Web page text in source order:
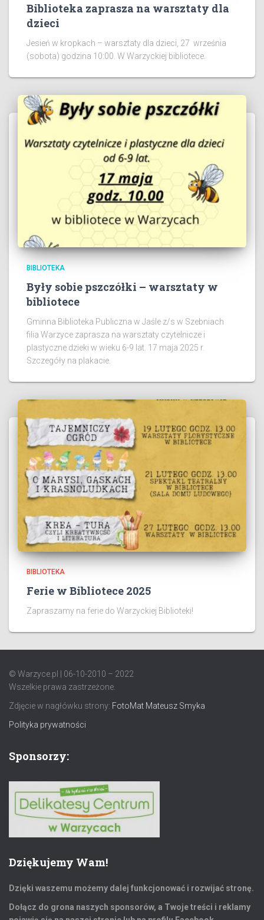
Biblioteka zaprasza na warsztaty dla
dzieci
Jesień w kropkach – warsztaty dla dzieci, 27 września
(sobota) godzina 10:00. W Warzyckiej bibliotece.
BIBLIOTEKA
Były sobie pszczółki – warsztaty w
bibliotece
Gminna Biblioteka Publiczna w Jaśle z/s w Szebniach
filia Warzyce zaprasza na warsztaty czytelnicze i
plastyczne dzieki w wieku 6-9 lat. 17 maja 2025 r.
Szczegóły na plakacie.
BIBLIOTEKA
Ferie w Bibliotece 2025
Zapraszamy na ferie do Warzyckiej Biblioteki!
© Warzyce.pl | 06-10-2010 – 2022
Wszelkie prawa zastrzeżone.
Zdjęcie w nagłówku strony: FotoMat Mateusz Smyka
Polityka prywatności
Sponsorzy:
Dziękujemy Wam!
Dzięki waszemu możemy dalej funkcjonować i rozwijać stronę.
Dołącz do grona naszych sponsorów, a Twoje treści i reklamy